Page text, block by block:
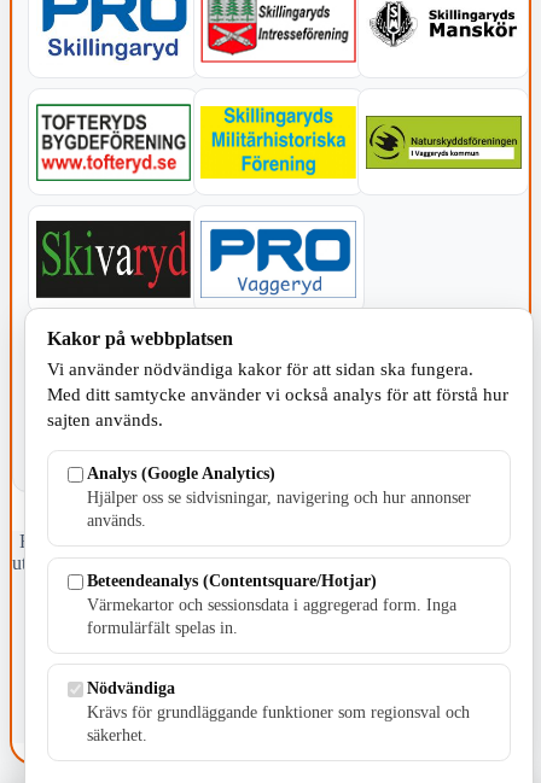
KOMMUNEN
Fristående webbtidningsföretag grundat 1991 som sedan 2002 ger
ut tidningen Skillingaryd.nu och 2010 lanserades Värnamo.nu. Från
april 2026 omfattar Skillingaryd.nu tre kommuner: Gnosjö,
Värnamo och Vaggeryds kommun.
Kontakta oss
E-post: redaktionen@skillingaryd.nu
Postadress: Gisslaköp 1, 568 92 Skillingaryd
Kakor på webbplatsen
Vi använder nödvändiga kakor för att sidan ska fungera.
Med ditt samtycke använder vi också analys för att förstå hur
sajten används.
Analys (Google Analytics)
Hjälper oss se sidvisningar, navigering och hur annonser
används.
Beteendeanalys (Contentsquare/Hotjar)
Värmekartor och sessionsdata i aggregerad form. Inga
formulärfält spelas in.
Nödvändiga
Krävs för grundläggande funktioner som regionsval och
säkerhet.